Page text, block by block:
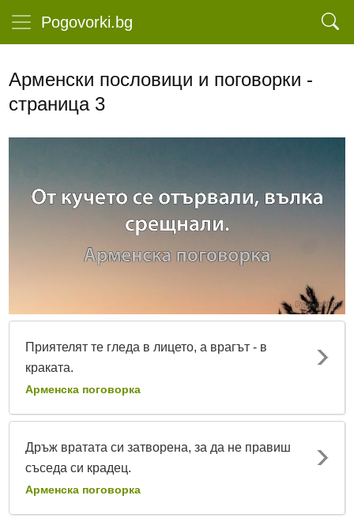
Pogovorki.bg
Арменски пословици и поговорки -
страница 3
Приятелят те гледа в лицето, а врагът - в
краката.
Арменска поговорка
Дръж вратата си затворена, за да не правиш
съседа си крадец.
Арменска поговорка